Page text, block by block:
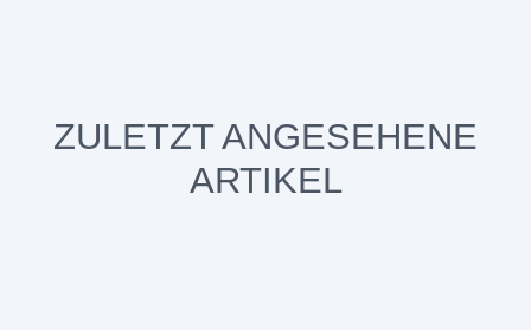
ZULETZT ANGESEHENE
ARTIKEL